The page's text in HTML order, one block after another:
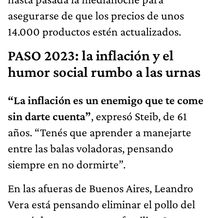
asegurarse de que los precios de unos
14.000 productos estén actualizados.
PASO 2023: la inflación y el
humor social rumbo a las urnas
“La inflación es un enemigo que te come
sin darte cuenta”, expresó Steib, de 61
años. “Tenés que aprender a manejarte
entre las balas voladoras, pensando
siempre en no dormirte”.
En las afueras de Buenos Aires, Leandro
Vera está pensando eliminar el pollo del